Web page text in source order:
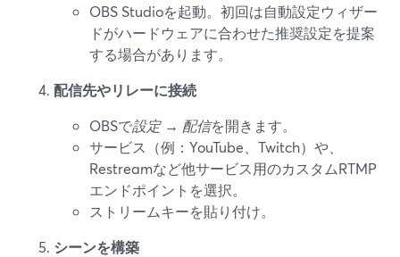
OBS Studioを起動。初回は自動設定ウィザー
ドがハードウェアに合わせた推奨設定を提案
する場合があります。
配信先やリレーに接続
OBSで設定 → 配信を開きます。
サービス（例：YouTube、Twitch）や、
Restreamなど他サービス用のカスタムRTMP
エンドポイントを選択。
ストリームキーを貼り付け。
シーンを構築